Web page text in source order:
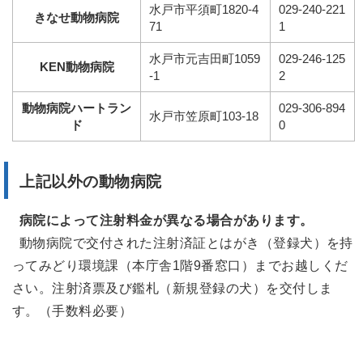
きなせ動物病院
水戸市平須町1820-4
71
029-240-221
1
KEN動物病院
水戸市元吉田町1059
-1
029-246-125
2
動物病院ハートラン
ド
水戸市笠原町103-18
029-306-894
0
上記以外の動物病院
病院によって注射料金が異なる場合があります。
動物病院で交付された注射済証とはがき（登録犬）を持
ってみどり環境課（本庁舎1階9番窓口）までお越しくだ
さい。注射済票及び鑑札（新規登録の犬）を交付しま
す。（手数料必要）